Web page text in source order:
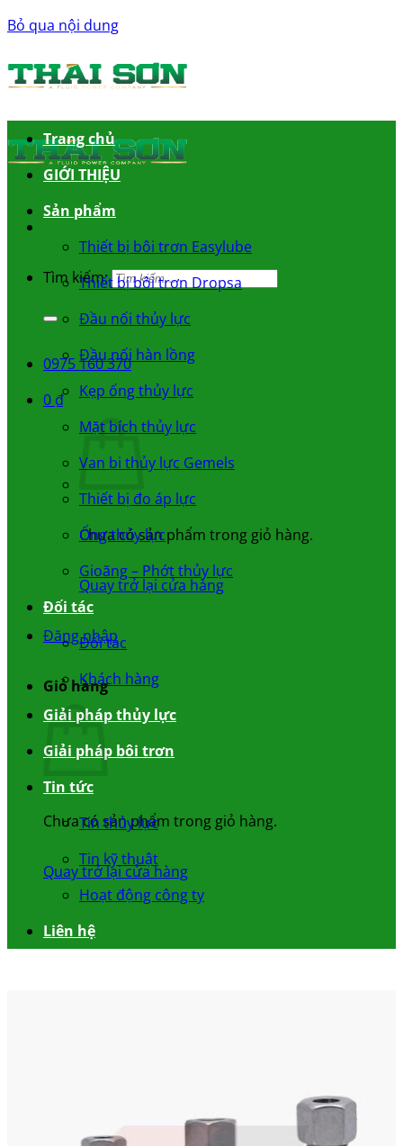
Bỏ qua nội dung
Tìm kiếm:
0975 160 370
0 ₫
Chưa có sản phẩm trong giỏ hàng.
Quay trở lại cửa hàng
Đăng nhập
Giỏ hàng
Chưa có sản phẩm trong giỏ hàng.
Quay trở lại cửa hàng
Trang chủ
GIỚI THIỆU
Sản phẩm
Thiết bị bôi trơn Easylube
Thiết bị bôi trơn Dropsa
Đầu nối thủy lực
Đầu nối hàn lồng
Kẹp ống thủy lực
Mặt bích thủy lực
Van bi thủy lực Gemels
Thiết bị đo áp lực
Ống thủy lực
Gioăng – Phớt thủy lực
Đối tác
Đối tác
Khách hàng
Giải pháp thủy lực
Giải pháp bôi trơn
Tin tức
Tin thủy lực
Tin kỹ thuật
Hoạt động công ty
Liên hệ